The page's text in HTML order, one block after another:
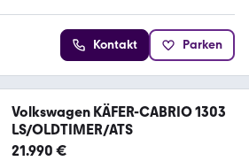
Kontakt Parken
Volkswagen KÄFER-CABRIO 1303
LS/OLDTIMER/ATS
21.990 €